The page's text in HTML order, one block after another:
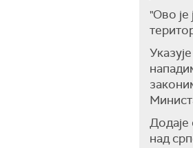
"Ово
Додаје
над